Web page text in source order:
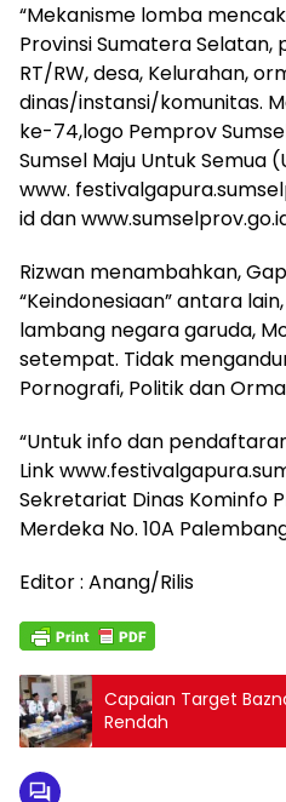
“Mekanisme lomba
Provinsi Sumatera
RT/RW, desa, Kelurahan,
dinas/instansi/komunitas.
ke-74,logo Pemprov
Sumsel Maju Untuk Semua
www.
id dan
Rizwan menambahkan,
“Keindonesiaan” antara
lambang negara garuda,
setempat. Tidak
Pornografi, Politik dan
“Untuk info dan
Link
Sekretariat Dinas Kominfo
Merdeka No. 10A
Editor : Anang/Rilis
Capaian Target
Rendah